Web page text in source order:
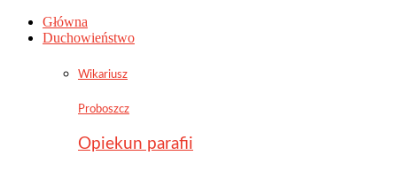
Główna
Duchowieństwo
Wikariusz
Proboszcz
Opiekun parafii